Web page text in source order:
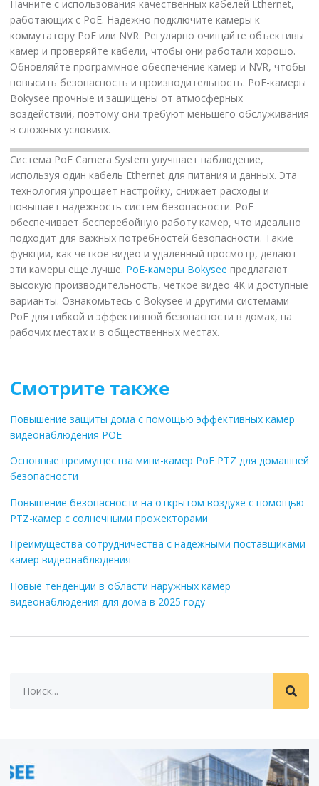
Начните с использования качественных кабелей Ethernet,
работающих с PoE. Надежно подключите камеры к
коммутатору PoE или NVR. Регулярно очищайте объективы
камер и проверяйте кабели, чтобы они работали хорошо.
Обновляйте программное обеспечение камер и NVR, чтобы
повысить безопасность и производительность. PoE-камеры
Bokysee прочные и защищены от атмосферных
воздействий, поэтому они требуют меньшего обслуживания
в сложных условиях.
Система PoE Camera System улучшает наблюдение,
используя один кабель Ethernet для питания и данных. Эта
технология упрощает настройку, снижает расходы и
повышает надежность систем безопасности. PoE
обеспечивает бесперебойную работу камер, что идеально
подходит для важных потребностей безопасности. Такие
функции, как четкое видео и удаленный просмотр, делают
эти камеры еще лучше. PoE-камеры Bokysee предлагают
высокую производительность, четкое видео 4K и доступные
варианты. Ознакомьтесь с Bokysee и другими системами
PoE для гибкой и эффективной безопасности в домах, на
рабочих местах и в общественных местах.
Смотрите также
Повышение защиты дома с помощью эффективных камер
видеонаблюдения POE
Основные преимущества мини-камер PoE PTZ для домашней
безопасности
Повышение безопасности на открытом воздухе с помощью
PTZ-камер с солнечными прожекторами
Преимущества сотрудничества с надежными поставщиками
камер видеонаблюдения
Новые тенденции в области наружных камер
видеонаблюдения для дома в 2025 году